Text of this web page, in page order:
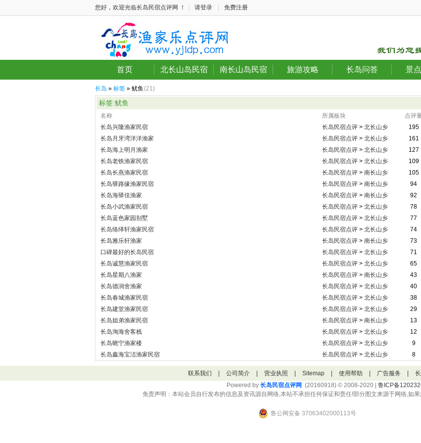
您好，欢迎光临长岛民宿点评网 ！ 请登录 免费注册
首页 北长山岛民宿 南长山岛民宿 旅游攻略 长岛问答 景
长岛 » 标签 » 鱿鱼 (21)
标签:鱿鱼
名称 所属板块 点评
长岛兴隆渔家民宿
长岛民宿点评 > 北长山乡 195
长岛月牙湾洋洋渔家
长岛民宿点评 > 北长山乡 161
长岛海上明月渔家
长岛民宿点评 > 北长山乡 127
长岛老铁渔家民宿
长岛民宿点评 > 北长山乡 109
长岛长燕渔家民宿
长岛民宿点评 > 南长山乡 105
长岛驿路缘渔家民宿
长岛民宿点评 > 南长山乡 94
长岛海驿佳渔家
长岛民宿点评 > 南长山乡 92
长岛小武渔家民宿
长岛民宿点评 > 北长山乡 78
长岛蓝色家园别墅
长岛民宿点评 > 北长山乡 77
长岛络绎轩渔家民宿
长岛民宿点评 > 北长山乡 74
长岛雅乐轩渔家
长岛民宿点评 > 南长山乡 73
口碑最好的长岛民宿
长岛民宿点评 > 北长山乡 71
长岛诚慧渔家民宿
长岛民宿点评 > 北长山乡 65
长岛星期八渔家
长岛民宿点评 > 南长山乡 43
长岛德润舍渔家
长岛民宿点评 > 北长山乡 40
长岛春城渔家民宿
长岛民宿点评 > 北长山乡 38
长岛建堂渔家民宿
长岛民宿点评 > 北长山乡 29
长岛姐弟渔家民宿
长岛民宿点评 > 南长山乡 13
长岛淘海舍客栈
长岛民宿点评 > 北长山乡 12
长岛晓宁渔家楼
长岛民宿点评 > 北长山乡 9
长岛鑫海宝洁渔家民宿
长岛民宿点评 > 北长山乡 8
联系我们 公司简介 营业执照 Sitemap 使用帮助 广告服务
Powered by 长岛民宿点评网 (20160918) © 2008-2020 | 鲁ICP备
免责声明：本站会员自行发布的信息及资讯源自网络,本站不承担任何保证和责任!部分图文来源于网络,如
鲁公网安备 37063402000113号